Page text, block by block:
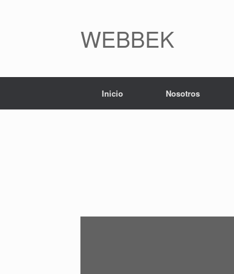
WEBBEK
Inicio Nosotros